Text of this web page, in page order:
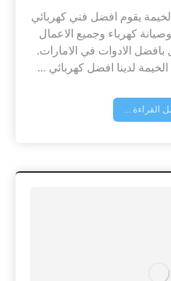
يقوم افضل فني كهربائي
كهرباء وجميع الاعمال
بافضل الادوات في الامارات.
لدينا افضل كهربائي ...
القراءة ...